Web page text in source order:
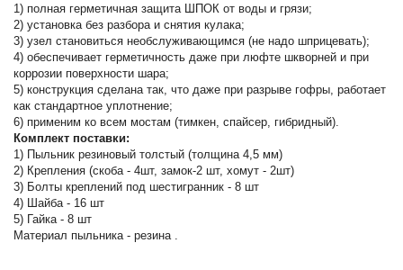
1) полная герметичная защита ШПОК от воды и грязи;
2) установка без разбора и снятия кулака;
3) узел становиться необслуживающимся (не надо шприцевать);
4) обеспечивает герметичность даже при люфте шкворней и при
коррозии поверхности шара;
5) конструкция сделана так, что даже при разрыве гофры, работает
как стандартное уплотнение;
6) применим ко всем мостам (тимкен, спайсер, гибридный).
Комплект поставки:
1) Пыльник резиновый толстый (толщина 4,5 мм)
2) Крепления (скоба - 4шт, замок-2 шт, хомут - 2шт)
3) Болты креплений под шестигранник - 8 шт
4) Шайба - 16 шт
5) Гайка - 8 шт
Материал пыльника - резина .